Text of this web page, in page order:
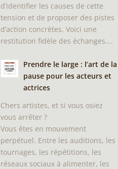
d’identifier les causes de cette
tension et de proposer des pistes
d’action concrètes. Voici une
restitution fidèle des échanges….
Prendre le large : l’art de la
pause pour les acteurs et
actrices
Chers artistes, et si vous osiez
vous arrêter ?
Vous êtes en mouvement
perpétuel. Entre les auditions, les
tournages, les répétitions, les
réseaux sociaux à alimenter, les